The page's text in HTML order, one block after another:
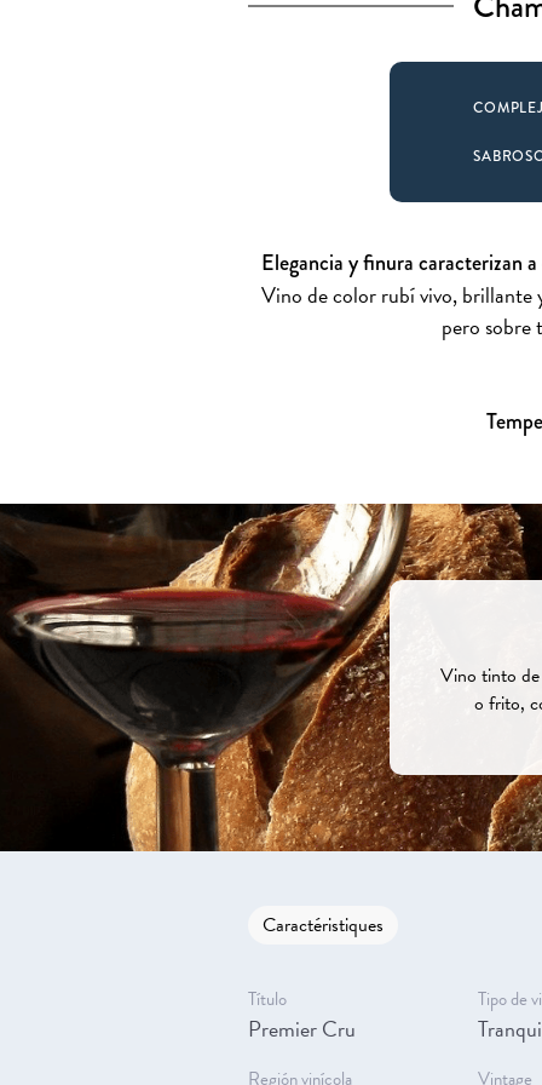
Elegancia y finura caracterizan
Vino de color rubí vivo, brillante
pero sobre
Vino tinto de
o frito,
Caractéristiques
Título
Premier Cru
Tipo de
Región vinícola Vintage